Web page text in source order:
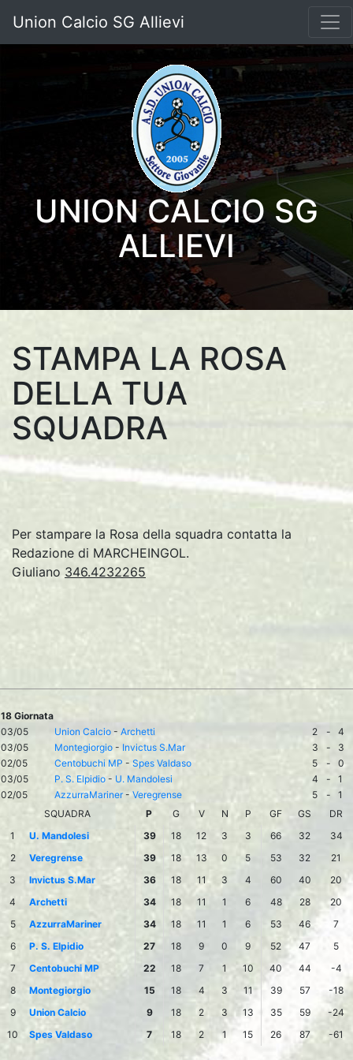
Union Calcio SG Allievi
UNION CALCIO SG
ALLIEVI
STAMPA LA ROSA
DELLA TUA
SQUADRA
Per stampare la Rosa della squadra contatta la
Redazione di MARCHEINGOL.
Giuliano 346.4232265
18 Giornata
03/05
Union Calcio - Archetti 2 -
4
03/05
Montegiorgio - Invictus S.Mar 3 -
3
02/05
Centobuchi MP - Spes Valdaso 5 -
0
03/05
P. S. Elpidio - U. Mandolesi 4 -
1
02/05
AzzurraMariner- Veregrense 5 -
1
SQUADRA
P G V N P GF GS
DR
1
U. Mandolesi 39 18 12 3 3 66 32
34
2
Veregrense 39 18 13 0 5 53 32
21
3
Invictus S.Mar 36 18 11 3 4 60 40
20
4
Archetti 34 18 11 1 6 48 28
20
5
AzzurraMariner 34 18 11 1 6 53 46
7
6
P. S. Elpidio 27 18 9 0 9 52 47
5
7
Centobuchi MP 22 18 7 1 10 40 44
-4
8
Montegiorgio 15 18 4 3 11 39 57
-18
9
Union Calcio 9 18 2 3 13 35 59
-24
10
Spes Valdaso 7 18 2 1 15 26 87 -61